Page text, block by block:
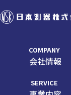
COMPANY
会社情報
SERVICE